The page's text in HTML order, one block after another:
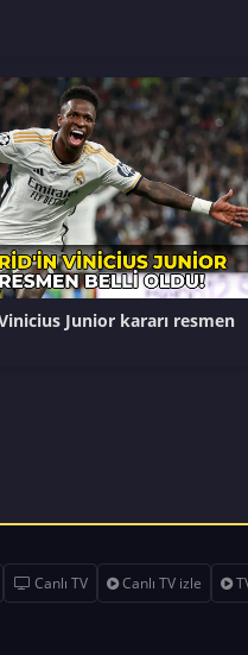
Junior kararı resmen
Canlı TV Canlı TV izle